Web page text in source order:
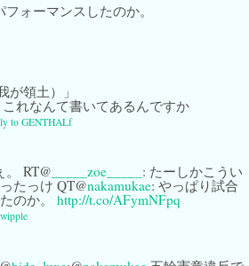
ォーマンスしたのか。
が領土）」
これなんて書いてあるんですか
to GENTHALf
。 RT@ _____zoe_____ : たーしかこうい
たっけ QT@nakamukae: やっぱり試合
のか。 http://t.co/AFymNFpq